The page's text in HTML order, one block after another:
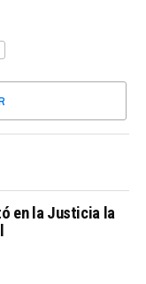
en la Justicia la